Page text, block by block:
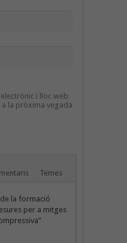
i lloc web
la pròxima vegada
Temes
la formació
per a mitges